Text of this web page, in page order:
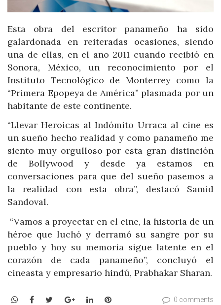
Esta obra del escritor panameño ha sido
galardonada en reiteradas ocasiones, siendo
una de ellas, en el año 2011 cuando recibió en
Sonora, México, un reconocimiento por el
Instituto Tecnológico de Monterrey como la
“Primera Epopeya de América” plasmada por un
habitante de este continente.
“Llevar Heroicas al Indómito Urraca al cine es
un sueño hecho realidad y como panameño me
siento muy orgulloso por esta gran distinción
de Bollywood y desde ya estamos en
conversaciones para que del sueño pasemos a
la realidad con esta obra”, destacó Samid
Sandoval.
“Vamos a proyectar en el cine, la historia de un
héroe que luchó y derramó su sangre por su
pueblo y hoy su memoria sigue latente en el
corazón de cada panameño”, concluyó el
cineasta y empresario hindú, Prabhakar Sharan.
WhatsApp
Facebook
TwitterGoogle+LinkedInPinterest 0 comments